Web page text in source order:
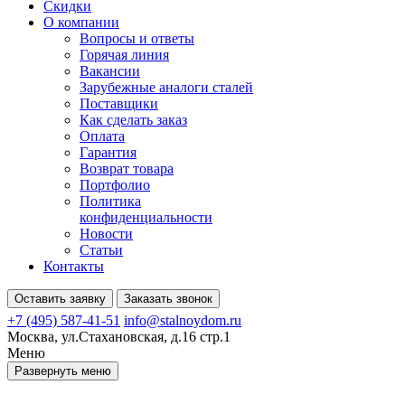
Скидки
О компании
Вопросы и ответы
Горячая линия
Вакансии
Зарубежные аналоги сталей
Поставщики
Как сделать заказ
Оплата
Гарантия
Возврат товара
Портфолио
Политика
конфиденциальности
Новости
Статьи
Контакты
Оставить заявку Заказать звонок
+7 (495) 587-41-51 info@stalnoydom.ru
Москва, ул.Стахановская, д.16 стр.1
Меню
Развернуть меню